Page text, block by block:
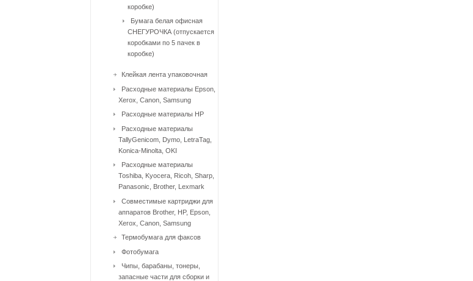
коробке)
Бумага белая офисная
СНЕГУРОЧКА (отпускается
коробками по 5 пачек в
коробке)
Клейкая лента упаковочная
Расходные материалы Epson,
Xerox, Canon, Samsung
Расходные материалы HP
Расходные материалы
TallyGenicom, Dymo, LetraTag,
Konica-Minolta, OKI
Расходные материалы
Toshiba, Kyocera, Ricoh, Sharp,
Panasonic, Brother, Lexmark
Совместимые картриджи для
аппаратов Brother, HP, Epson,
Xerox, Canon, Samsung
Термобумага для факсов
Фотобумага
Чипы, барабаны, тонеры,
запасные части для сборки и